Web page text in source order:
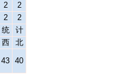
2
2
2
2
统
计
西 北
43 40